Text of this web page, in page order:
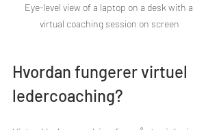
Eye-level view of a laptop on a desk with a
virtual coaching session on screen
Hvordan fungerer virtuel
ledercoaching?